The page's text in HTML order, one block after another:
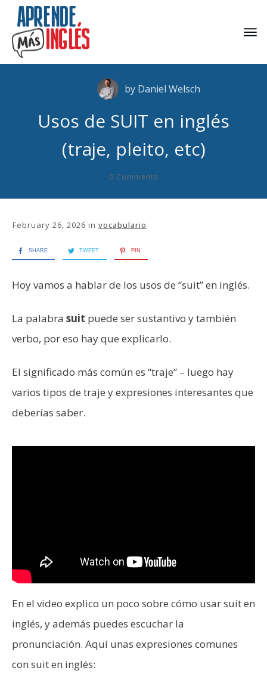
by Daniel Welsch
Usos de SUIT en inglés
(traje, pleito, etc)
0 Comments
February 26, 2026 in vocabulario
SHARE TWEET PIN
Hoy vamos a hablar de los usos de “suit” en inglés.
La palabra suit puede ser sustantivo y también
verbo, por eso hay que explicarlo.
El significado más común es “traje” – luego hay
varios tipos de traje y expresiones interesantes que
deberías saber.
En el video explico un poco sobre cómo usar suit en
inglés, y además puedes escuchar la
pronunciación. Aquí unas expresiones comunes
con suit en inglés: